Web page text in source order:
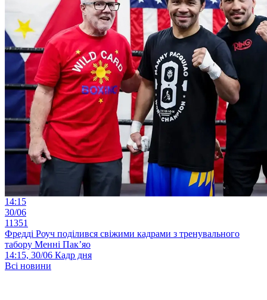
14:15
30/06
11351
Фредді Роуч поділився свіжими кадрами з тренувального
табору Менні Пак’яо
14:15, 30/06 Кадр дня
Всі новини